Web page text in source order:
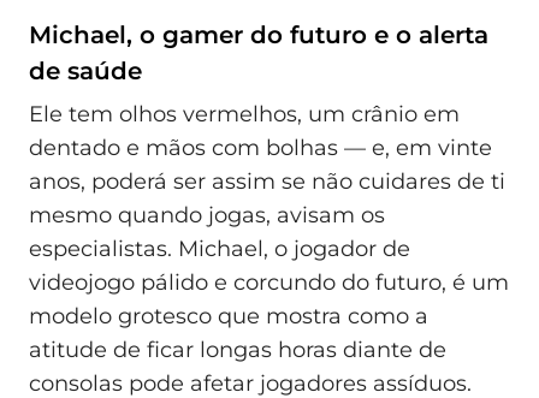
Michael, o gamer do futuro e o alerta
de saúde
Ele tem olhos vermelhos, um crânio em
dentado e mãos com bolhas — e, em vinte
anos, poderá ser assim se não cuidares de ti
mesmo quando jogas, avisam os
especialistas. Michael, o jogador de
videojogo pálido e corcundo do futuro, é um
modelo grotesco que mostra como a
atitude de ficar longas horas diante de
consolas pode afetar jogadores assíduos.